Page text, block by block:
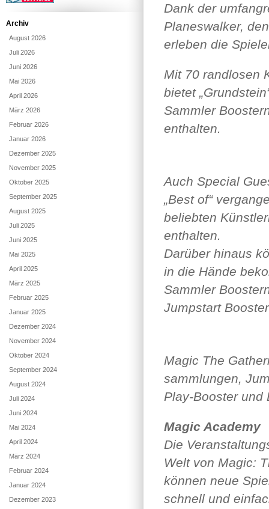
Dank der
Planeswalker,
erleben die
Mit 70 randlosen
bietet
Sammler
enthalten.
Auch Special
„Best of“
beliebten
enthalten.
Darüber hinaus
in die Hände
Sammler
Jumpstart
Magic The
sammlungen,
Play-Booster und
Magic Academy
Die
Welt von Magic:
können neue
schnell und
Archiv
August 2026
Juli 2026
Juni 2026
Mai 2026
April 2026
März 2026
Februar 2026
Januar 2026
Dezember 2025
November 2025
Oktober 2025
September 2025
August 2025
Juli 2025
Juni 2025
Mai 2025
April 2025
März 2025
Februar 2025
Januar 2025
Dezember 2024
November 2024
Oktober 2024
September 2024
August 2024
Juli 2024
Juni 2024
Mai 2024
April 2024
März 2024
Februar 2024
Januar 2024
Dezember 2023